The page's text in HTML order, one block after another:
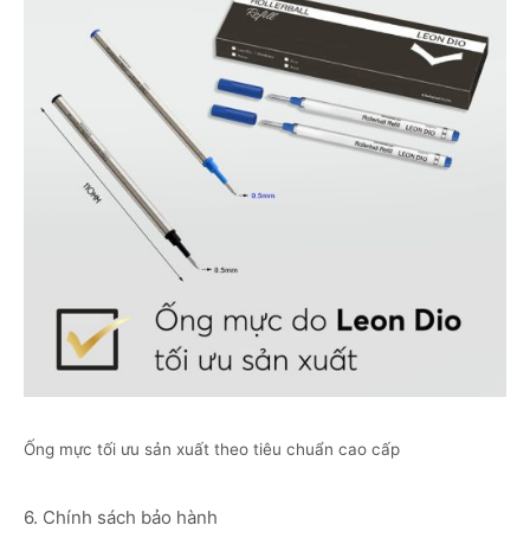
Ống mực tối ưu sản xuất theo tiêu chuẩn cao cấp
6. Chính sách bảo hành